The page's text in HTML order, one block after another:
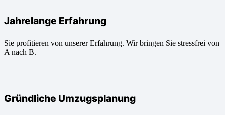
Jahrelange Erfahrung
Sie profitieren von unserer Erfahrung. Wir bringen Sie stressfrei von
A nach B.
Gründliche Umzugsplanung